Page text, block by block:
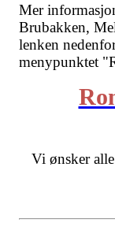
Mer
Brubakken,
lenken
menypunktet
Vi ønsker